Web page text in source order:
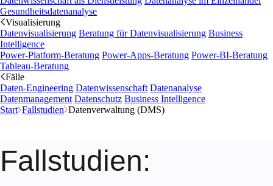
Gesundheitsdatenanalyse
Visualisierung
Datenvisualisierung Beratung für Datenvisualisierung Business
Intelligence
Power-Platform-Beratung Power-Apps-Beratung Power-BI-Beratung
Tableau-Beratung
Fälle
Daten-Engineering Datenwissenschaft Datenanalyse
Datenmanagement Datenschutz Business Intelligence
Start Fallstudien Datenverwaltung (DMS)
Fallstudien: